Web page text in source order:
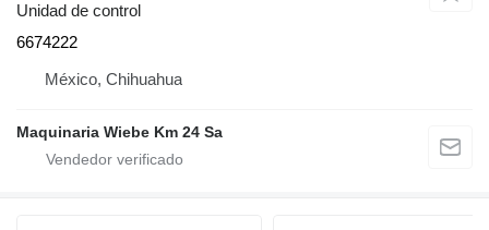
Unidad de control
6674222
México, Chihuahua
Maquinaria Wiebe Km 24 Sa